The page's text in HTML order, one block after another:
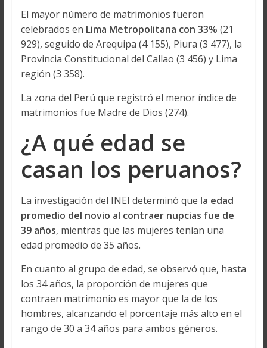
El mayor número de matrimonios fueron
celebrados en Lima Metropolitana con 33% (21
929), seguido de Arequipa (4 155), Piura (3 477), la
Provincia Constitucional del Callao (3 456) y Lima
región (3 358).
La zona del Perú que registró el menor índice de
matrimonios fue Madre de Dios (274).
¿A qué edad se
casan los peruanos?
La investigación del INEI determinó que la edad
promedio del novio al contraer nupcias fue de
39 años, mientras que las mujeres tenían una
edad promedio de 35 años.
En cuanto al grupo de edad, se observó que, hasta
los 34 años, la proporción de mujeres que
contraen matrimonio es mayor que la de los
hombres, alcanzando el porcentaje más alto en el
rango de 30 a 34 años para ambos géneros.